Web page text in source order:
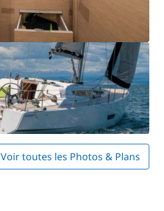
Voir toutes les Photos & Plans